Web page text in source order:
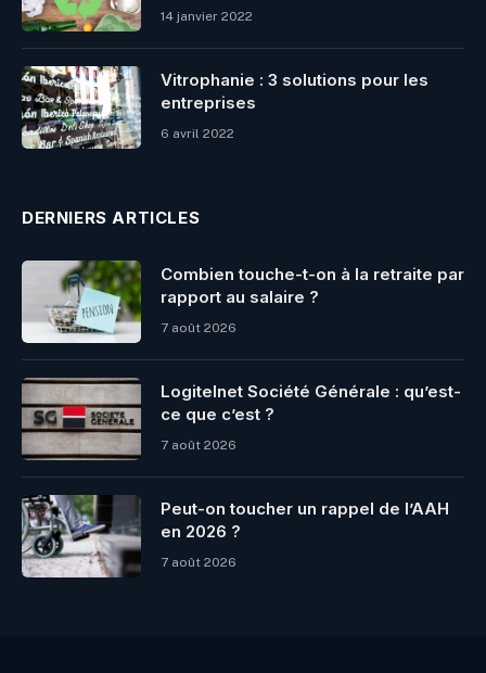
14 janvier 2022
Vitrophanie : 3 solutions pour les
entreprises
6 avril 2022
DERNIERS ARTICLES
Combien touche-t-on à la retraite par
rapport au salaire ?
7 août 2026
Logitelnet Société Générale : qu’est-
ce que c’est ?
7 août 2026
Peut-on toucher un rappel de l’AAH
en 2026 ?
7 août 2026